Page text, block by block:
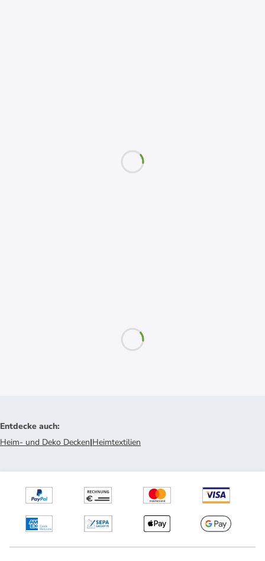
Entdecke auch:
Heim- und Deko Decken|Heimtextilien